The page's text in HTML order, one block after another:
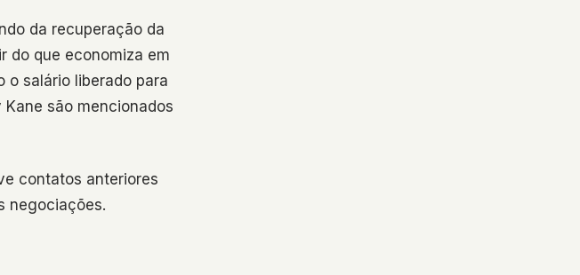
da recuperação da
do que economiza em
o salário liberado para
são mencionados
contatos anteriores
negociações.